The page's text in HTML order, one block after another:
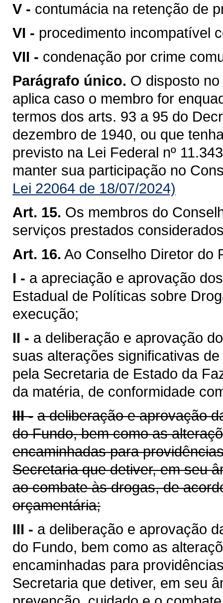
V - contumácia na retenção de
VI - procedimento incompatível
VII - condenação por crime
Parágrafo único. O disposto
aplica caso o membro for
termos dos arts. 93 a 95 do
dezembro de 1940, ou que
previsto na Lei Federal nº
manter sua participação no
Lei 22064 de 18/07/2024)
Art. 15. Os membros do
serviços prestados
Art. 16. Ao Conselho Diretor do
I - a apreciação e aprovação
Estadual de Políticas sobre
execução;
II - a deliberação e aprovação
suas alterações significativas
pela Secretaria de Estado da
da matéria, de conformidade
III - a deliberação e aprovação
do Fundo, bem como as
encaminhadas para
Secretaria que detiver, em seu
ao combate às drogas, de
orçamentária;
III - a deliberação e aprovação
do Fundo, bem como as
encaminhadas para
Secretaria que detiver, em seu